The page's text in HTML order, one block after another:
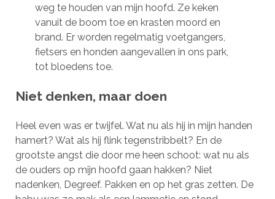
weg te houden van mijn hoofd. Ze keken
vanuit de boom toe en krasten moord en
brand. Er worden regelmatig voetgangers,
fietsers en honden aangevallen in ons park,
tot bloedens toe.
Niet denken, maar doen
Heel even was er twijfel. Wat nu als hij in mijn handen
hamert? Wat als hij flink tegenstribbelt? En de
grootste angst die door me heen schoot: wat nu als
de ouders op mijn hoofd gaan hakken? Niet
nadenken, Degreef. Pakken en op het gras zetten. De